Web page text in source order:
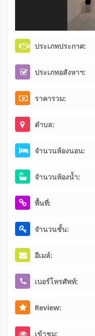
ประเภทประกาศ:
ประเภทอสังหาฯ:
ราคารวม:
ตำบล:
จำนวนห้องนอน:
จำนวนห้องน้ำ:
พื้นที่:
จำนวนชั้น:
อีเมล์:
เบอร์โทรศัพท์:
Review:
เข้าชม: